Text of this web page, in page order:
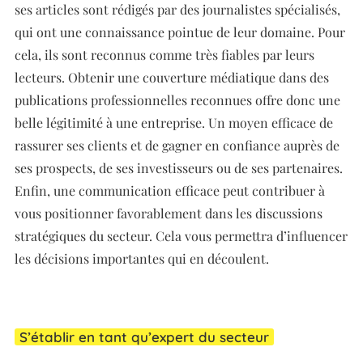
ses articles sont rédigés par des journalistes spécialisés,
qui ont une connaissance pointue de leur domaine. Pour
cela, ils sont reconnus comme très fiables par leurs
lecteurs. Obtenir une couverture médiatique dans des
publications professionnelles reconnues offre donc une
belle légitimité à une entreprise. Un moyen efficace de
rassurer ses clients et de gagner en confiance auprès de
ses prospects, de ses investisseurs ou de ses partenaires.
Enfin, une communication efficace peut contribuer à
vous positionner favorablement dans les discussions
stratégiques du secteur. Cela vous permettra d’influencer
les décisions importantes qui en découlent.
S’établir en tant qu’expert du secteur